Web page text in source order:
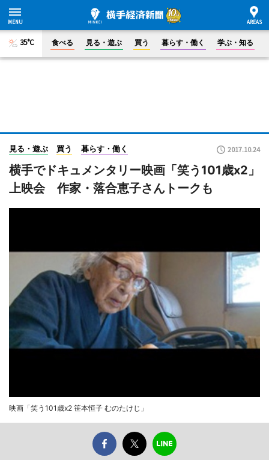
35°C 食べる 見る・遊ぶ 買う 暮らす・働く 学ぶ・知る
見る・遊ぶ 買う 暮らす・働く 2017.10.24
横手でドキュメンタリー映画「笑う101歳x2」
上映会 作家・落合恵子さんトークも
映画「笑う101歳x2 笹本恒子 むのたけじ」